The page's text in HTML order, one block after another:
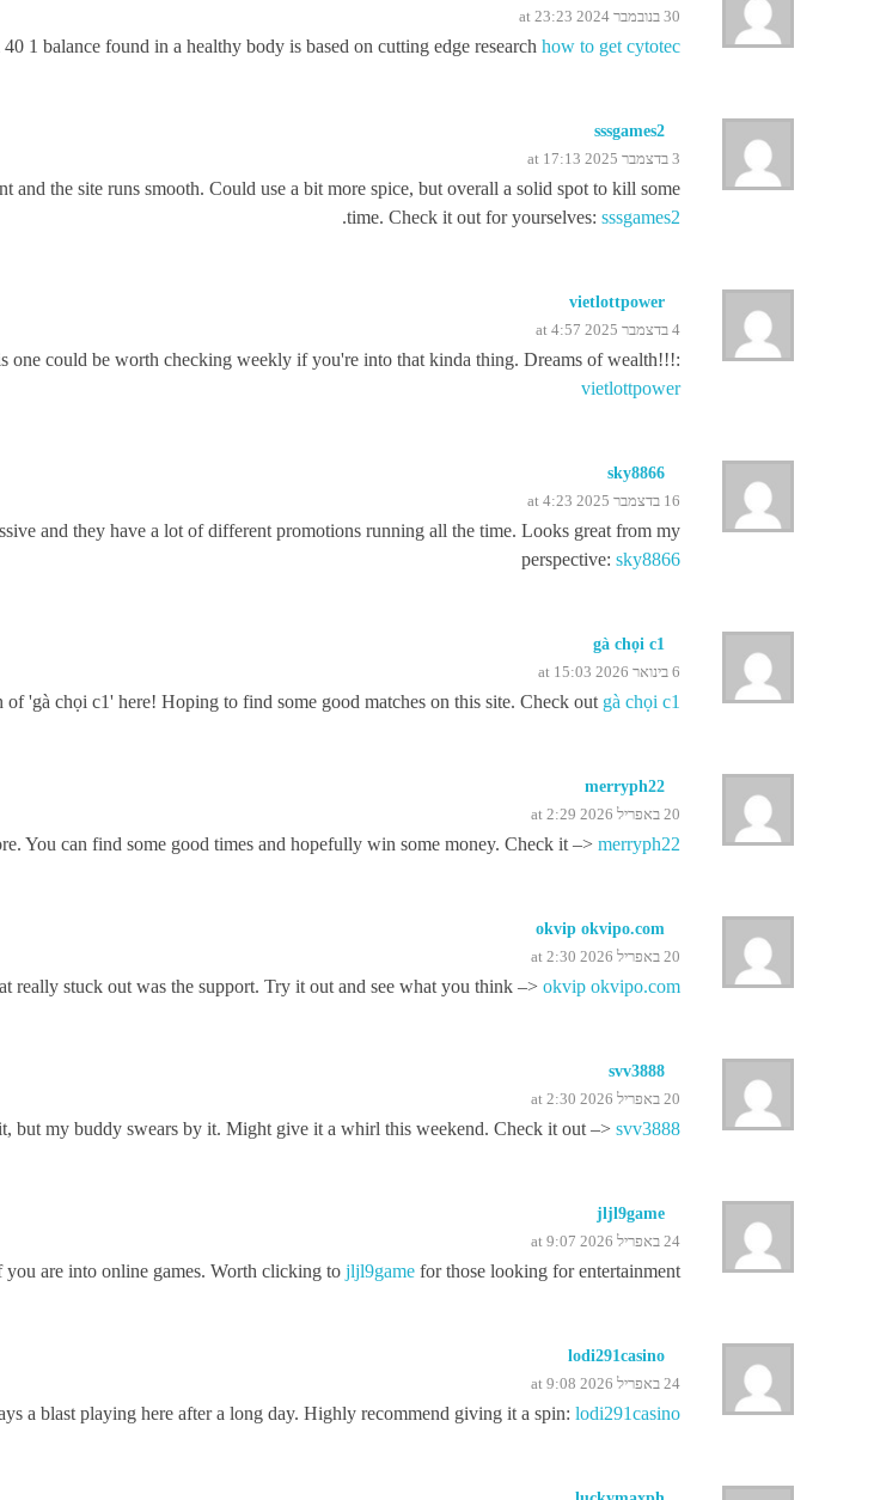
30 בנובמבר 2024 at 23:23
1 balance found in a healthy body is based on cutting edge research how to get cytotec
sssgames2
3 בדצמבר 2025 at 17:13
and the site runs smooth. Could use a bit more spice, but overall a solid spot to kill some
time. Check it out for yourselves: sssgames2
.
vietlottpower
4 בדצמבר 2025 at 4:57
could be worth checking weekly if you're into that kinda thing. Dreams of wealth!!!:
vietlottpower
sky8866
16 בדצמבר 2025 at 4:23
and they have a lot of different promotions running all the time. Looks great from my
perspective: sky8866
gà chọi c1
6 בינואר 2026 at 15:03
of 'gà chọi c1' here! Hoping to find some good matches on this site. Check out gà chọi c1
merryph22
20 באפריל 2026 at 2:29
You can find some good times and hopefully win some money. Check it –> merryph22
okvip okvipo.com
20 באפריל 2026 at 2:30
really stuck out was the support. Try it out and see what you think –> okvip okvipo.com
svv3888
20 באפריל 2026 at 2:30
but my buddy swears by it. Might give it a whirl this weekend. Check it out –> svv3888
jljl9game
24 באפריל 2026 at 9:07
you are into online games. Worth clicking to jljl9game for those looking for entertainment!
lodi291casino
24 באפריל 2026 at 9:08
a blast playing here after a long day. Highly recommend giving it a spin: lodi291casino